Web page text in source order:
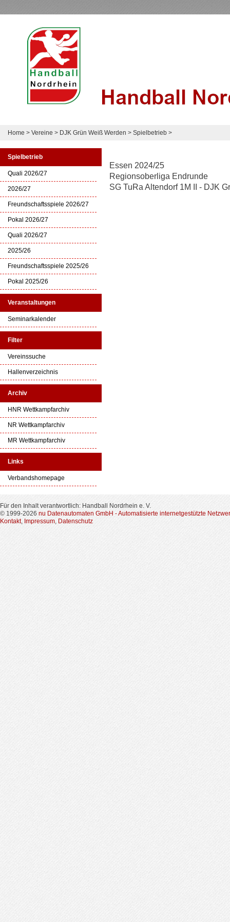
Home > Vereine > DJK Grün Weiß Werden > Spielbetrieb >
Spielbetrieb
Quali 2026/27
2026/27
Freundschaftsspiele 2026/27
Pokal 2026/27
Quali 2026/27
2025/26
Freundschaftsspiele 2025/26
Pokal 2025/26
Veranstaltungen
Seminarkalender
Filter
Vereinssuche
Hallenverzeichnis
Archiv
HNR Wettkampfarchiv
NR Wettkampfarchiv
MR Wettkampfarchiv
Links
Verbandshomepage
Essen 2024/25
Regionsoberliga Endrunde
SG TuRa Altendorf 1M II - DJK
Für den Inhalt verantwortlich: Handball Nordrhein e. V.
© 1999-2026 nu Datenautomaten GmbH - Automatisierte internetgestützte
Kontakt, Impressum, Datenschutz